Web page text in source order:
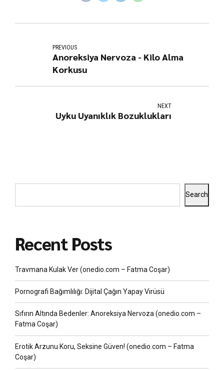
PREVIOUS
Anoreksiya Nervoza - Kilo Alma
Korkusu
NEXT
Uyku Uyanıklık Bozuklukları
Search
Recent Posts
Travmana Kulak Ver (onedio.com – Fatma Coşar)
Pornografi Bağımlılığı: Dijital Çağın Yapay Virüsü
Sıfırın Altında Bedenler: Anoreksiya Nervoza (onedio.com –
Fatma Coşar)
Erotik Arzunu Koru, Seksine Güven! (onedio.com – Fatma
Coşar)